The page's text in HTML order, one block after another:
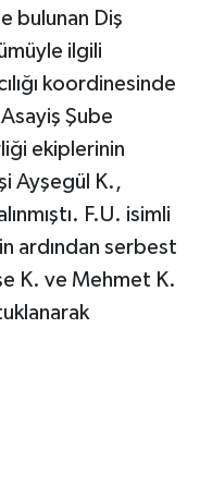
bulunan Diş
ilgili
koordinesinde
Şube
ekiplerinin
Ayşegül K.,
F.U. isimli
ardından serbest
K. ve Mehmet K.